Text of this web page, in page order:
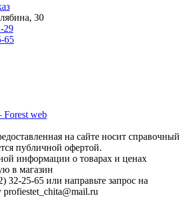
30
29
65
Forest web
на сайте носит справочный
публичной офертой.
информации о товарах и ценах
в магазин
32-25-65 или направьте запрос на